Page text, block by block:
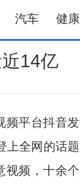
汽车 健康
14亿
平台抖音发
上全网的话题
视频，十余个